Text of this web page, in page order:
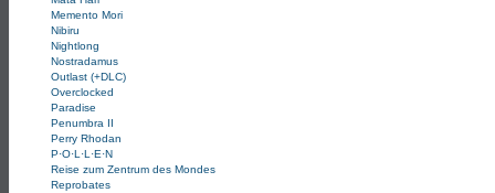
Memento Mori
Nibiru
Nightlong
Nostradamus
Outlast (+DLC)
Overclocked
Paradise
Penumbra II
Perry Rhodan
P·O·L·L·E·N
Reise zum Zentrum des Mondes
Reprobates